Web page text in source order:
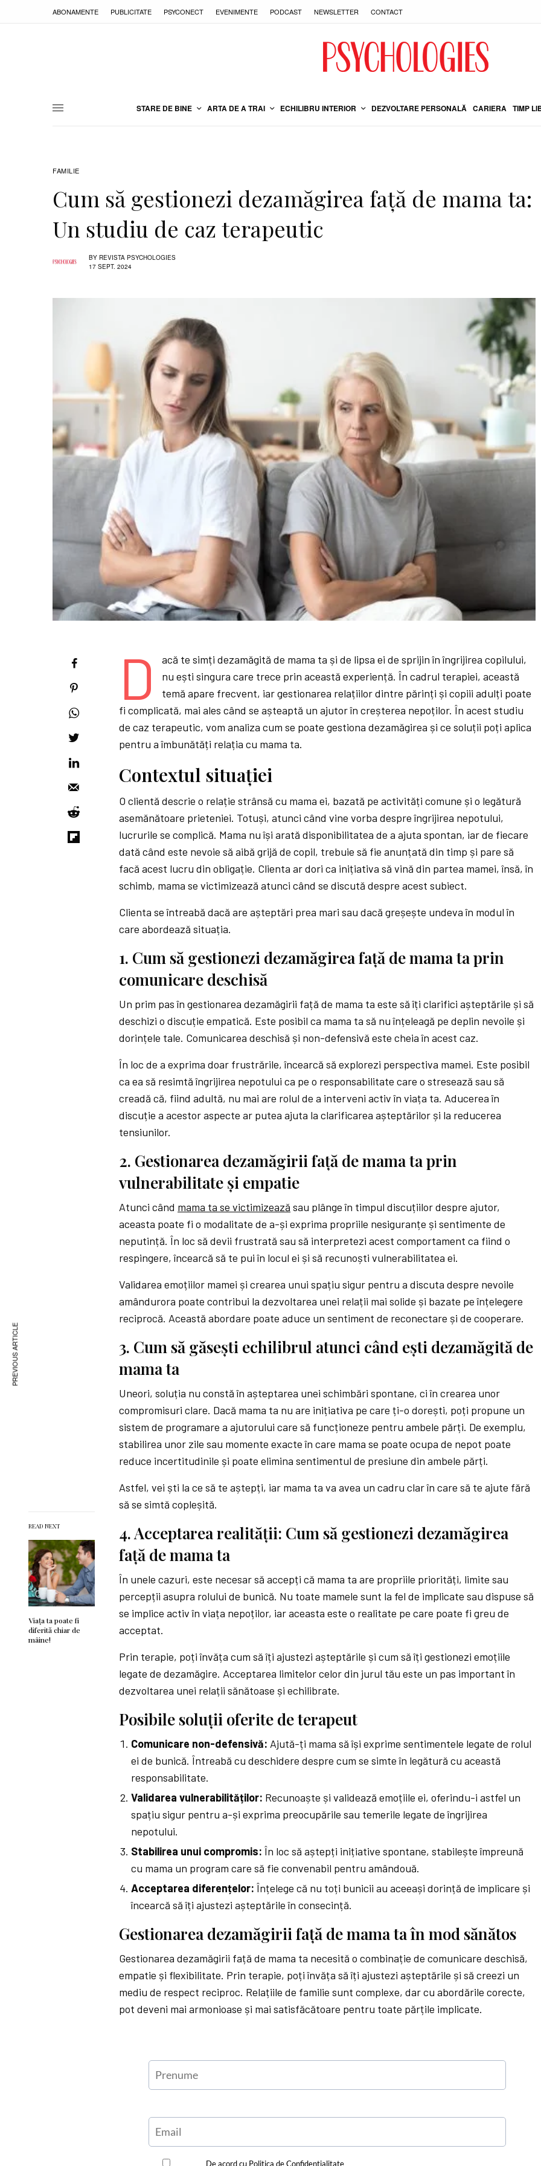
ABONAMENTE PUBLICITATE PSYCONECT EVENIMENTE PODCAST NEWSLETTER CONTACT
STARE DE BINE ARTA DE A TRAI ECHILIBRU INTERIOR DEZVOLTARE PERSONALĂ CARIERA TIMP
FAMILIE
Cum să gestionezi dezamăgirea față de mama ta:
Un studiu de caz terapeutic
BY REVISTA PSYCHOLOGIES
17 SEPT. 2024
READ NEXT
Viața ta poate fi
diferită chiar de
mâine!
D
acă te simți dezamăgită de mama ta și de lipsa ei de sprijin în îngrijirea copilului,
nu ești singura care trece prin această experiență. În cadrul terapiei, această
temă apare frecvent, iar gestionarea relațiilor dintre părinți și copiii adulți poate
fi complicată, mai ales când se așteaptă un ajutor în creșterea nepoților. În acest studiu
de caz terapeutic, vom analiza cum se poate gestiona dezamăgirea și ce soluții poți aplica
pentru a îmbunătăți relația cu mama ta.
Contextul situației
O clientă descrie o relație strânsă cu mama ei, bazată pe activități comune și o legătură
asemănătoare prieteniei. Totuși, atunci când vine vorba despre îngrijirea nepotului,
lucrurile se complică. Mama nu își arată disponibilitatea de a ajuta spontan, iar de fiecare
dată când este nevoie să aibă grijă de copil, trebuie să fie anunțată din timp și pare să
facă acest lucru din obligație. Clienta ar dori ca inițiativa să vină din partea mamei, însă, în
schimb, mama se victimizează atunci când se discută despre acest subiect.
Clienta se întreabă dacă are așteptări prea mari sau dacă greșește undeva în modul în
care abordează situația.
1. Cum să gestionezi dezamăgirea față de mama ta prin
comunicare deschisă
Un prim pas în gestionarea dezamăgirii față de mama ta este să îți clarifici așteptările și să
deschizi o discuție empatică. Este posibil ca mama ta să nu înțeleagă pe deplin nevoile și
dorințele tale. Comunicarea deschisă și non-defensivă este cheia în acest caz.
În loc de a exprima doar frustrările, încearcă să explorezi perspectiva mamei. Este posibil
ca ea să resimtă îngrijirea nepotului ca pe o responsabilitate care o stresează sau să
creadă că, fiind adultă, nu mai are rolul de a interveni activ în viața ta. Aducerea în
discuție a acestor aspecte ar putea ajuta la clarificarea așteptărilor și la reducerea
tensiunilor.
2. Gestionarea dezamăgirii față de mama ta prin
vulnerabilitate și empatie
Atunci când mama ta se victimizează sau plânge în timpul discuțiilor despre ajutor,
aceasta poate fi o modalitate de a-și exprima propriile nesiguranțe și sentimente de
neputință. În loc să devii frustrată sau să interpretezi acest comportament ca fiind o
respingere, încearcă să te pui în locul ei și să recunoști vulnerabilitatea ei.
Validarea emoțiilor mamei și crearea unui spațiu sigur pentru a discuta despre nevoile
amândurora poate contribui la dezvoltarea unei relații mai solide și bazate pe înțelegere
reciprocă. Această abordare poate aduce un sentiment de reconectare și de cooperare.
3. Cum să găsești echilibrul atunci când ești dezamăgită de
mama ta
Uneori, soluția nu constă în așteptarea unei schimbări spontane, ci în crearea unor
compromisuri clare. Dacă mama ta nu are inițiativa pe care ți-o dorești, poți propune un
sistem de programare a ajutorului care să funcționeze pentru ambele părți. De exemplu,
stabilirea unor zile sau momente exacte în care mama se poate ocupa de nepot poate
reduce incertitudinile și poate elimina sentimentul de presiune din ambele părți.
Astfel, vei ști la ce să te aștepți, iar mama ta va avea un cadru clar în care să te ajute fără
să se simtă copleșită.
4. Acceptarea realității: Cum să gestionezi dezamăgirea
față de mama ta
În unele cazuri, este necesar să accepți că mama ta are propriile priorități, limite sau
percepții asupra rolului de bunică. Nu toate mamele sunt la fel de implicate sau dispuse să
se implice activ în viața nepoților, iar aceasta este o realitate pe care poate fi greu de
acceptat.
Prin terapie, poți învăța cum să îți ajustezi așteptările și cum să îți gestionezi emoțiile
legate de dezamăgire. Acceptarea limitelor celor din jurul tău este un pas important în
dezvoltarea unei relații sănătoase și echilibrate.
Posibile soluții oferite de terapeut
Comunicare non-defensivă: Ajută-ți mama să își exprime sentimentele legate de rolul
ei de bunică. Întreabă cu deschidere despre cum se simte în legătură cu această
responsabilitate.
Validarea vulnerabilităților: Recunoaște și validează emoțiile ei, oferindu-i astfel un
spațiu sigur pentru a-și exprima preocupările sau temerile legate de îngrijirea
nepotului.
Stabilirea unui compromis: În loc să aștepți inițiative spontane, stabilește împreună
cu mama un program care să fie convenabil pentru amândouă.
Acceptarea diferențelor: Înțelege că nu toți bunicii au aceeași dorință de implicare și
încearcă să îți ajustezi așteptările în consecință.
Gestionarea dezamăgirii față de mama ta în mod sănătos
Gestionarea dezamăgirii față de mama ta necesită o combinație de comunicare deschisă,
empatie și flexibilitate. Prin terapie, poți învăța să îți ajustezi așteptările și să creezi un
mediu de respect reciproc. Relațiile de familie sunt complexe, dar cu abordările corecte,
pot deveni mai armonioase și mai satisfăcătoare pentru toate părțile implicate.
PREVIOUS ARTICLE